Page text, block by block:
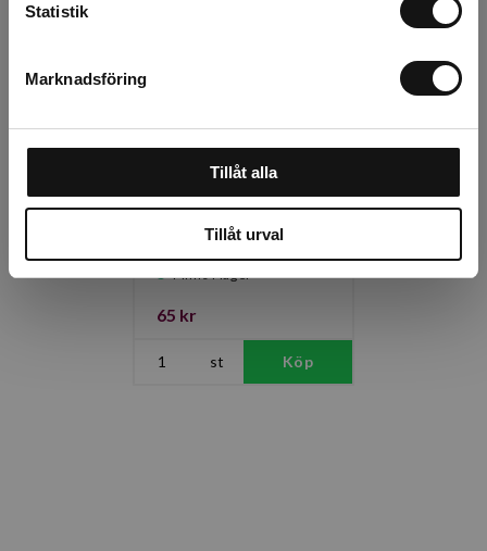
Statistik
Marknadsföring
Tillåt alla
Tillåt urval
Konsol vit smide
Finns i lager
65 kr
st Köp